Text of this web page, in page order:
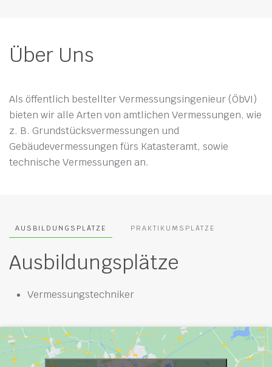
Über Uns
Als öffentlich bestellter Vermessungsingenieur (ÖbVI)
bieten wir alle Arten von amtlichen Vermessungen, wie
z. B. Grundstücksvermessungen und
Gebäudevermessungen fürs Katasteramt, sowie
technische Vermessungen an.
AUSBILDUNGSPLÄTZE PRAKTIKUMSPLÄTZE
Ausbildungsplätze
Vermessungstechniker